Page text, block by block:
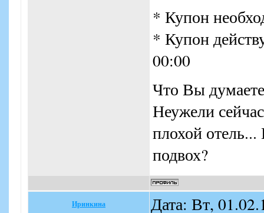
* Купон
* Купон
00:00
Что Вы
Неужели
плохой
подвох?
Иринкина Дата: Вт,